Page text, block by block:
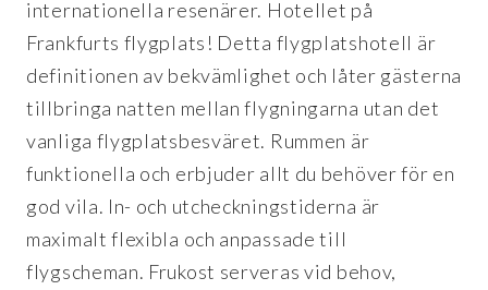
internationella resenärer. Hotellet på
Frankfurts flygplats! Detta flygplatshotell är
definitionen av bekvämlighet och låter gästerna
tillbringa natten mellan flygningarna utan det
vanliga flygplatsbesväret. Rummen är
funktionella och erbjuder allt du behöver för en
god vila. In- och utcheckningstiderna är
maximalt flexibla och anpassade till
flygscheman. Frukost serveras vid behov,